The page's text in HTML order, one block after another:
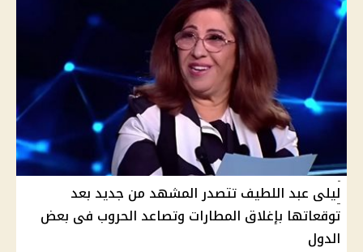
ليلى عبد اللطيف تتصدر المشهد من جديد بعد
توقعاتها بإغلاق المطارات وتصاعد الحروب فى بعض
الدول